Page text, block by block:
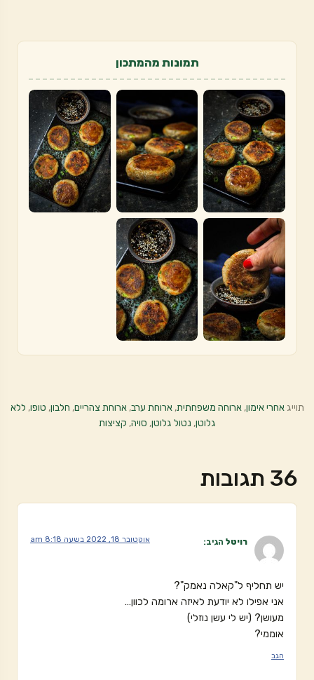
תמונות מהמתכון
תוייגאחרי אימון,ארוחה משפחתית,ארוחת ערב,ארוחת צהריים, חלבון, טופו, ללא
גלוטן, נטול גלוטן, סויה, קציצות
36 תגובות
רויטל הגיב: אוקטובר 18, 2022 בשעה 8:18 am
יש תחליף ל"קאלה נאמק"?
אני אפילו לא יודעת לאיזה ארומה לכוון…
מעושן? (יש לי עשן נוזלי)
אוממי?
הגב